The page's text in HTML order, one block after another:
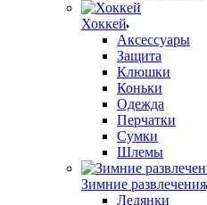
Хоккей
Аксессуары
Защита
Клюшки
Коньки
Одежда
Перчатки
Сумки
Шлемы
Зимние развлечения
Ледянки